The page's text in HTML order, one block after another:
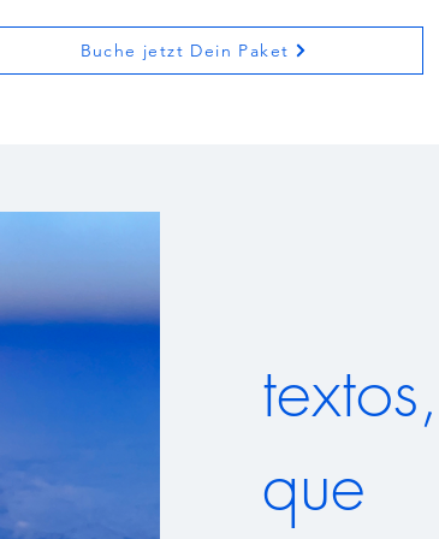
Buche jetzt Dein Paket
textos,
que